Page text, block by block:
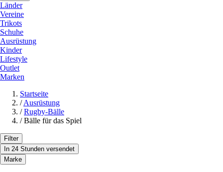
Länder
Vereine
Trikots
Schuhe
Ausrüstung
Kinder
Lifestyle
Outlet
Marken
Startseite
/ Ausrüstung
/ Rugby-Bälle
/ Bälle für das Spiel
Filter
In 24 Stunden versendet
Marke